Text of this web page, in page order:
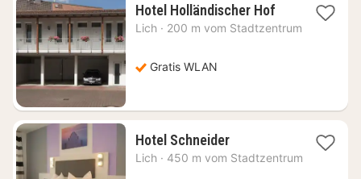
Hotel Holländischer Hof1
Nacht
Lich · 200 m vom Stadtzentrum
Gratis WLAN
Hotel Schneider1
Nacht
Lich · 450 m vom Stadtzentrum